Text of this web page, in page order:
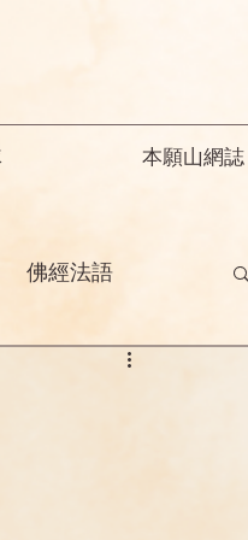
本願山網誌
佛經法語
釋迦教念彌陀